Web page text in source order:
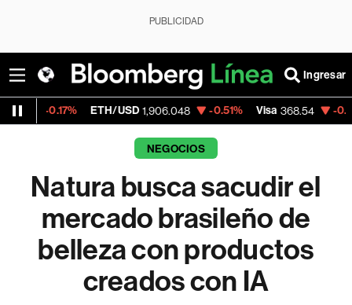
PUBLICIDAD
Ingresar
ETH/USD 1,906.048 -0.51% Visa 368.54 -0.28%
NEGOCIOS
Natura busca sacudir el
mercado brasileño de
belleza con productos
creados con IA